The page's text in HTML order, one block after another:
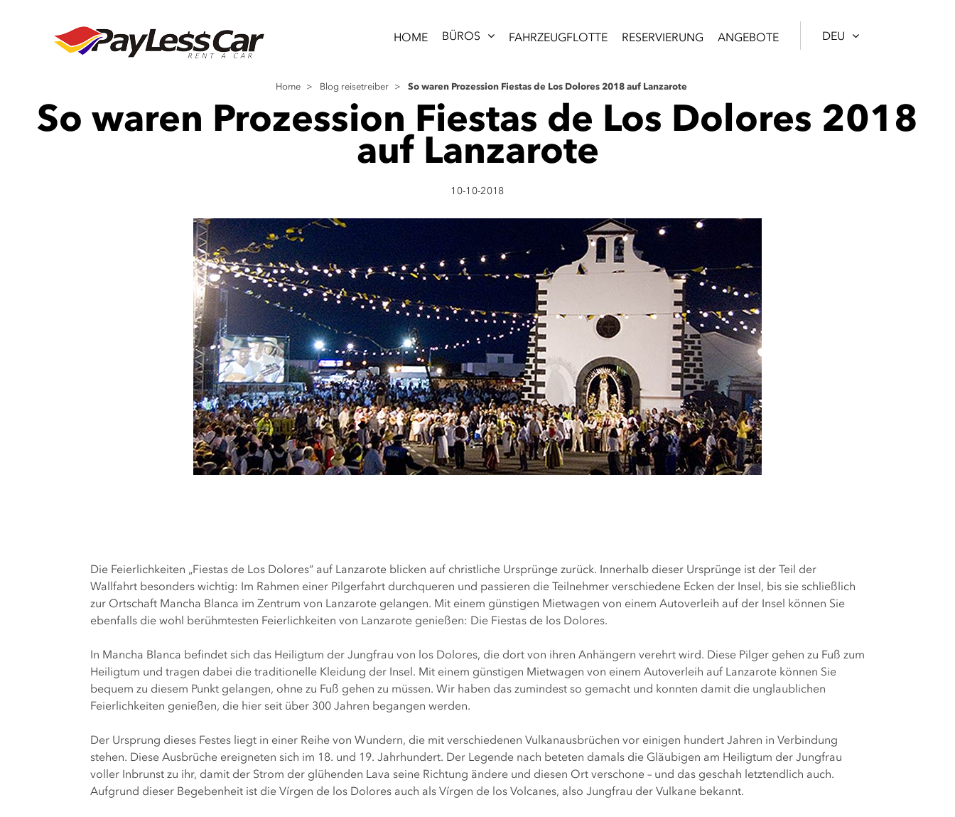
DEU
HOME BÜROS FAHRZEUGFLOTTE RESERVIERUNG ANGEBOTE
Home > Blog reisetreiber > So waren Prozession Fiestas de Los Dolores 2018 auf Lanzarote
So waren Prozession Fiestas de Los Dolores 2018
auf Lanzarote
10-10-2018
Die Feierlichkeiten „Fiestas de Los Dolores“ auf Lanzarote blicken auf christliche Ursprünge zurück. Innerhalb dieser Ursprünge ist der Teil der
Wallfahrt besonders wichtig: Im Rahmen einer Pilgerfahrt durchqueren und passieren die Teilnehmer verschiedene Ecken der Insel, bis sie schließlich
zur Ortschaft Mancha Blanca im Zentrum von Lanzarote gelangen. Mit einem günstigen Mietwagen von einem Autoverleih auf der Insel können Sie
ebenfalls die wohl berühmtesten Feierlichkeiten von Lanzarote genießen: Die Fiestas de los Dolores.
In Mancha Blanca befindet sich das Heiligtum der Jungfrau von los Dolores, die dort von ihren Anhängern verehrt wird. Diese Pilger gehen zu Fuß zum
Heiligtum und tragen dabei die traditionelle Kleidung der Insel. Mit einem günstigen Mietwagen von einem Autoverleih auf Lanzarote können Sie
bequem zu diesem Punkt gelangen, ohne zu Fuß gehen zu müssen. Wir haben das zumindest so gemacht und konnten damit die unglaublichen
Feierlichkeiten genießen, die hier seit über 300 Jahren begangen werden.
Der Ursprung dieses Festes liegt in einer Reihe von Wundern, die mit verschiedenen Vulkanausbrüchen vor einigen hundert Jahren in Verbindung
stehen. Diese Ausbrüche ereigneten sich im 18. und 19. Jahrhundert. Der Legende nach beteten damals die Gläubigen am Heiligtum der Jungfrau
voller Inbrunst zu ihr, damit der Strom der glühenden Lava seine Richtung ändere und diesen Ort verschone – und das geschah letztendlich auch.
Aufgrund dieser Begebenheit ist die Vírgen de los Dolores auch als Vírgen de los Volcanes, also Jungfrau der Vulkane bekannt.